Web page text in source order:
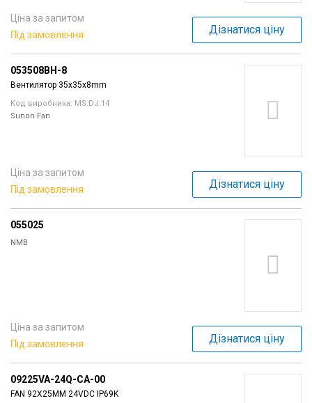
Ціна за запитом
Під замовлення
Дізнатися ціну
053508BH-8
Вентилятор 35x35x8mm
Код виробника: MS.DJ.14
Sunon Fan
Ціна за запитом
Під замовлення
Дізнатися ціну
055025
NMB
Ціна за запитом
Під замовлення
Дізнатися ціну
09225VA-24Q-CA-00
FAN 92X25MM 24VDC IP69K